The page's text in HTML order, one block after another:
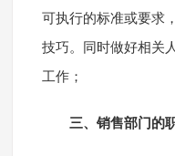
可执行的标准或要求
技巧。同时做好相关
工作；
三、销售部门的